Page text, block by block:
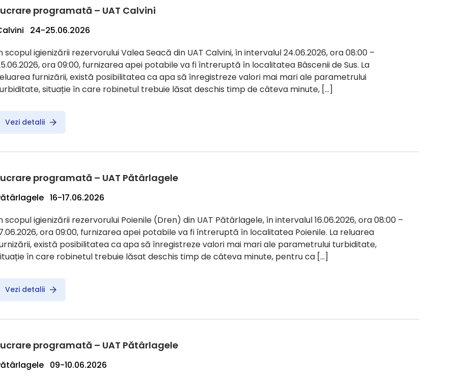
programată – UAT Calvini
24-25.06.2026
scopul igienizării rezervorului Valea Seacă din UAT Calvini, în intervalul 24.06.2026, ora 08:00 –
ora 09:00, furnizarea apei potabile va fi întreruptă în localitatea Bâscenii de Sus. La
furnizării, există posibilitatea ca apa să înregistreze valori mai mari ale parametrului
situație în care robinetul trebuie lăsat deschis timp de câteva minute, […]
Vezi detalii
programată – UAT Pătârlagele
16-17.06.2026
scopul igienizării rezervorului Poienile (Dren) din UAT Pătârlagele, în intervalul 16.06.2026, ora 08:00 –
ora 09:00, furnizarea apei potabile va fi întreruptă în localitatea Poienile. La reluarea
există posibilitatea ca apa să înregistreze valori mai mari ale parametrului turbiditate,
în care robinetul trebuie lăsat deschis timp de câteva minute, pentru ca […]
Vezi detalii
programată – UAT Pătârlagele
09-10.06.2026